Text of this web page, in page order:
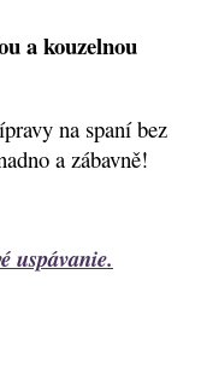
a kouzelnou
na spaní bez
a zábavně!
uspávanie.